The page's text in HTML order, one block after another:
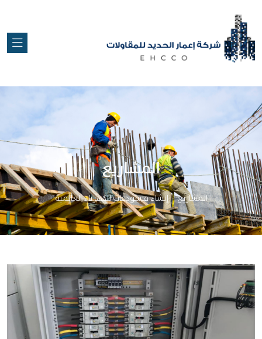
المشاريع
المشاريع إنشاء مستودعات للكهرباء العالمية